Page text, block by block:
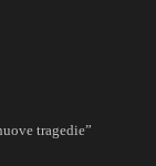
tragedie”